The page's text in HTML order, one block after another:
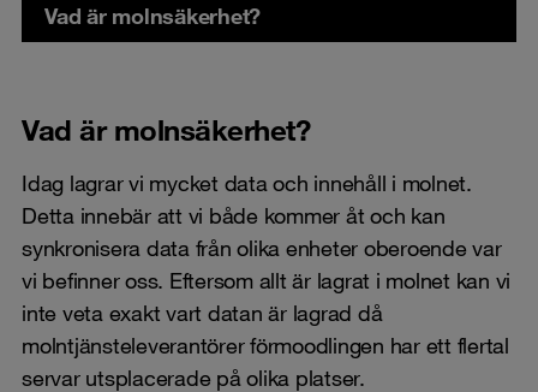
Vad är molnsäkerhet?
Vad är molnsäkerhet?
Idag lagrar vi mycket data och innehåll i molnet.
Detta innebär att vi både kommer åt och kan
synkronisera data från olika enheter oberoende var
vi befinner oss. Eftersom allt är lagrat i molnet kan vi
inte veta exakt vart datan är lagrad då
molntjänsteleverantörer förmoodlingen har ett flertal
servar utsplacerade på olika platser.